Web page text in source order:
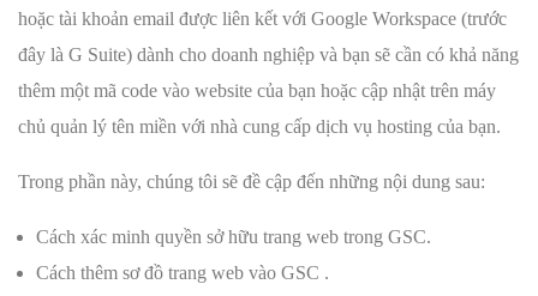
hoặc tài khoản email được liên kết với Google Workspace (trước
đây là G Suite) dành cho doanh nghiệp và bạn sẽ cần có khả năng
thêm một mã code vào website của bạn hoặc cập nhật trên máy
chủ quản lý tên miền với nhà cung cấp dịch vụ hosting của bạn.
Trong phần này, chúng tôi sẽ đề cập đến những nội dung sau:
Cách xác minh quyền sở hữu trang web trong GSC.
Cách thêm sơ đồ trang web vào GSC .